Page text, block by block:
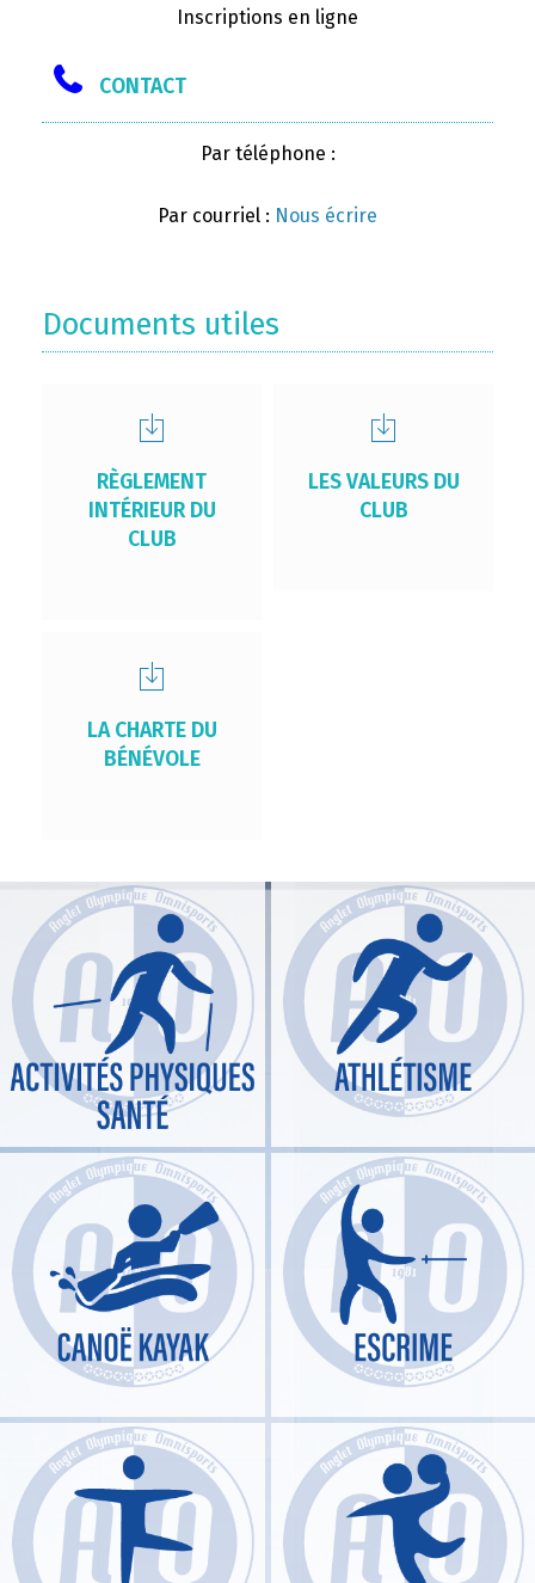
Inscriptions en ligne
CONTACT
Par téléphone :
Par courriel : Nous écrire
Documents utiles
RÈGLEMENT
INTÉRIEUR DU
CLUB
LES VALEURS DU
CLUB
LA CHARTE DU
BÉNÉVOLE